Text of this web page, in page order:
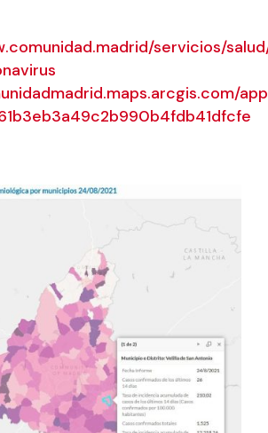
servicios/